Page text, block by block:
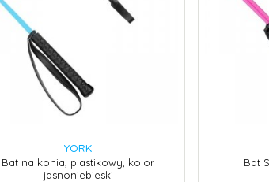
YORK
Bat na konia, plastikowy, kolor
jasnoniebieski
Bat